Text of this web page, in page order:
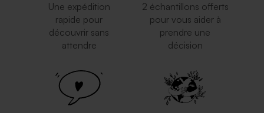
Enveloppe mariage papier
Enveloppe mariage couleur
Une expédition
rapide pour
découvrir sans
attendre
2 échantillons offerts
pour vous aider à
prendre une
décision